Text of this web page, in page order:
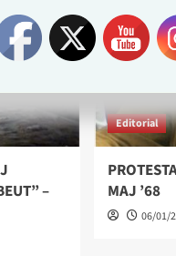
–
Editorial
MAJ ’68
06/01/